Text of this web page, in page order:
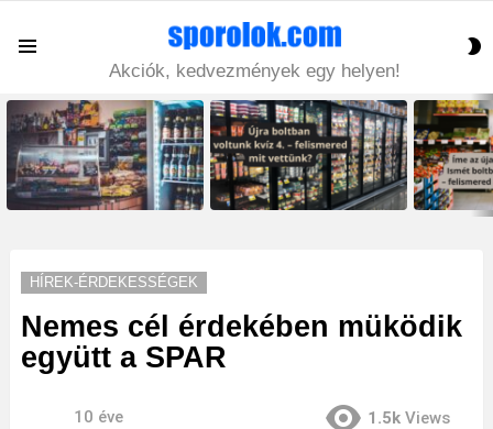
Akciók, kedvezmények egy helyen!
LATEST
STORIES
HÍREK-ÉRDEKESSÉGEK
Nemes cél érdekében müködik
együtt a SPAR
10 éve 1.5k Views